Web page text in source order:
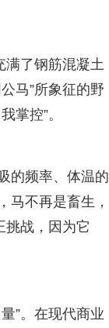
满了钢筋混凝土
马”所象征的野
掌控”。
的频率、体温的
马不再是畜生，
挑战，因为它
”。在现代商业